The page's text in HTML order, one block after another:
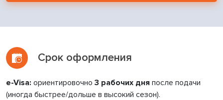
Срок оформления
e-Visa: ориентировочно 3 рабочих дня после подачи
(иногда быстрее/дольше в высокий сезон).